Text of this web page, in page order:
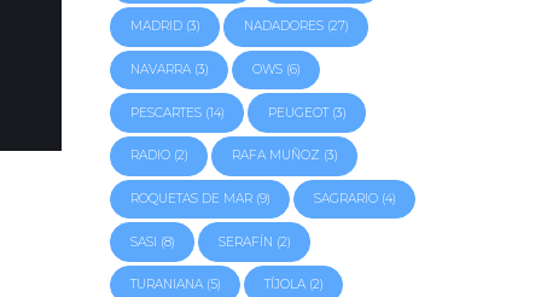
MADRID(3) NADADORES(27)
NAVARRA(3) OWS(6)
PESCARTES(14) PEUGEOT(3)
RADIO(2) RAFA MUÑOZ (3)
ROQUETAS DE MAR(9) SAGRARIO(4)
SASI (8) SERAFÍN (2)
TURANIANA(5) TÍJOLA(2)